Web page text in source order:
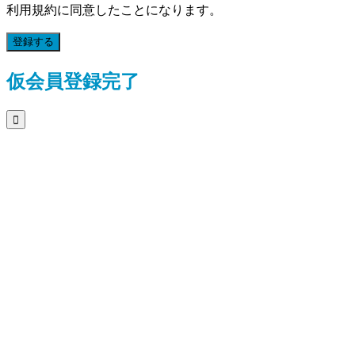
利用規約に同意したことになります。
登録する
仮会員登録完了
